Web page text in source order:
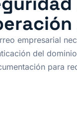
empresarial
del
para